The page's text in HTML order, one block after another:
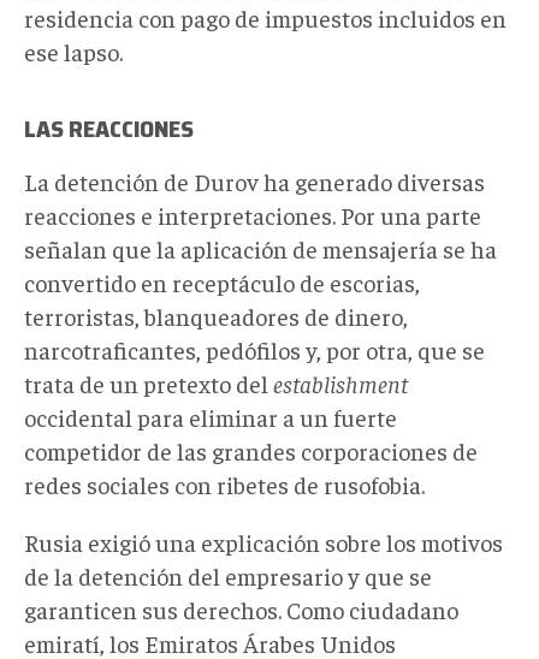
residencia con pago de impuestos incluidos en
ese lapso.
LAS REACCIONES
La detención de Durov ha generado diversas
reacciones e interpretaciones. Por una parte
señalan que la aplicación de mensajería se ha
convertido en receptáculo de escorias,
terroristas, blanqueadores de dinero,
narcotraficantes, pedófilos y, por otra, que se
trata de un pretexto del establishment
occidental para eliminar a un fuerte
competidor de las grandes corporaciones de
redes sociales con ribetes de rusofobia.
Rusia exigió una explicación sobre los motivos
de la detención del empresario y que se
garanticen sus derechos. Como ciudadano
emiratí, los Emiratos Árabes Unidos